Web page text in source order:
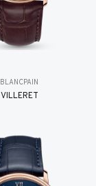
BLANCPAIN
VILLERET